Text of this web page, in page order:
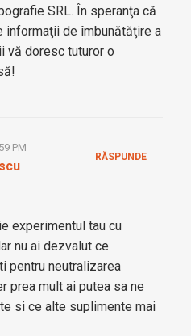
SRL. În speranţa că
de îmbunătăţire a
vă doresc tuturor o
PM
experimentul tau cu
nu ai dezvalut ce
pentru neutralizarea
prea mult ai putea sa ne
si ce alte suplimente mai
RĂSPUNDE